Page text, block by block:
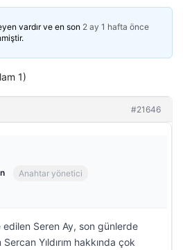
vardır ve en son 2 ay 1 hafta önce
1)
#21646
Anahtar yönetici
edilen Seren Ay, son günlerde
Yıldırım hakkında çok